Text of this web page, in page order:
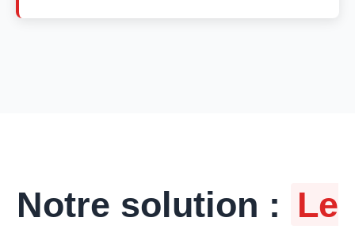
Notre solution : Le